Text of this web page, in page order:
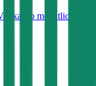
monatlich